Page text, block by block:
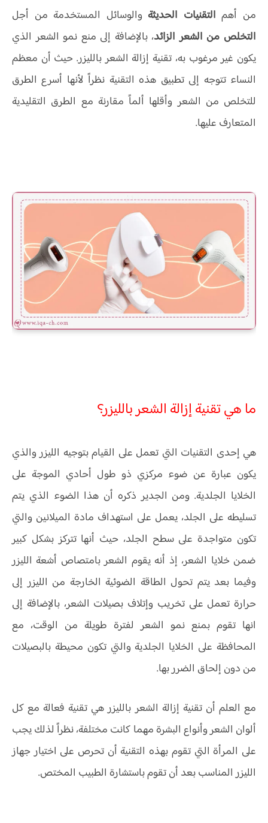
من أهم التقنيات الحديثة والوسائل المستخدمة من أجل
التخلص من الشعر الزائد، بالإضافة إلى منع نمو الشعر الذي
يكون غير مرغوب به، تقنية إزالة الشعر بالليزر. حيث أن معظم
النساء تتوجه إلى تطبيق هذه التقنية نظراً لأنها أسرع الطرق
للتخلص من الشعر وأقلها ألماً مقارنة مع الطرق التقليدية
المتعارف عليها.
ما هي تقنية إزالة الشعر بالليزر؟
هي إحدى التقنيات التي تعمل على القيام بتوجيه الليزر والذي
يكون عبارة عن ضوء مركزي ذو طول أحادي الموجة على
الخلايا الجلدية. ومن الجدير ذكره أن هذا الضوء الذي يتم
تسليطه على الجلد، يعمل على استهداف مادة الميلانين والتي
تكون متواجدة على سطح الجلد، حيث أنها تتركز بشكل كبير
ضمن خلايا الشعر، إذ أنه يقوم الشعر بامتصاص أشعة الليزر
وفيما بعد يتم تحول الطاقة الضوئية الخارجة من الليزر إلى
حرارة تعمل على تخريب وإتلاف بصيلات الشعر، بالإضافة إلى
انها تقوم بمنع نمو الشعر لفترة طويلة من الوقت، مع
المحافظة على الخلايا الجلدية والتي تكون محيطة بالبصيلات
من دون إلحاق الضرر بها.
مع العلم أن تقنية إزالة الشعر بالليزر هي تقنية فعالة مع كل
ألوان الشعر وأنواع البشرة مهما كانت مختلفة، نظراً لذلك يجب
على المرأة التي تقوم بهذه التقنية أن تحرص على اختيار جهاز
الليزر المناسب بعد أن تقوم باستشارة الطبيب المختص.